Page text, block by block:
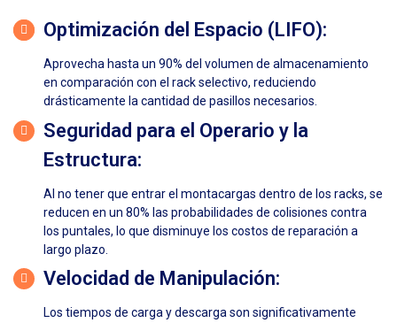
Optimización del Espacio (LIFO):
Aprovecha hasta un 90% del volumen de almacenamiento
en comparación con el rack selectivo, reduciendo
drásticamente la cantidad de pasillos necesarios.
Seguridad para el Operario y la
Estructura:
Al no tener que entrar el montacargas dentro de los racks, se
reducen en un 80% las probabilidades de colisiones contra
los puntales, lo que disminuye los costos de reparación a
largo plazo.
Velocidad de Manipulación:
Los tiempos de carga y descarga son significativamente